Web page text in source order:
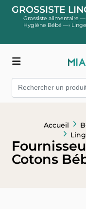
GROSSISTE
Grossiste alimentaire
Hygiène Bébé —›
Accueil
Cotons
Boutique
S'inscrire